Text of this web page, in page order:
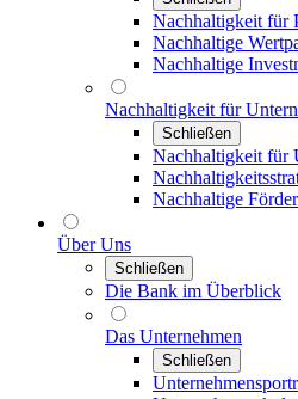
Nachhaltigkeit für
Nachhaltige
Nachhaltige
Nachhaltigkeit für
Schließen
Nachhaltigkeit für
Nachhaltige
Über Uns
Schließen
Die Bank im Überblick
Das Unternehmen
Schließen